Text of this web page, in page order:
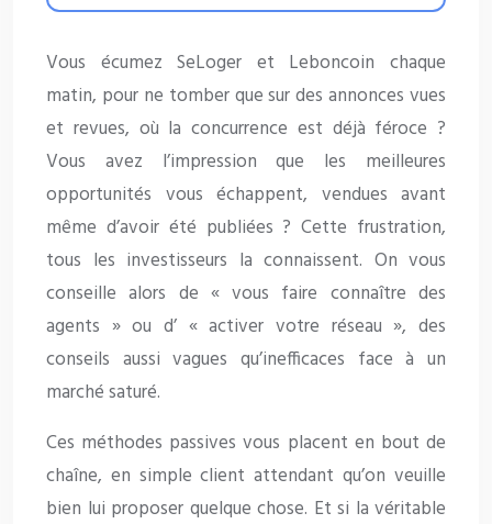
Vous écumez SeLoger et Leboncoin chaque
matin, pour ne tomber que sur des annonces vues
et revues, où la concurrence est déjà féroce ?
Vous avez l’impression que les meilleures
opportunités vous échappent, vendues avant
même d’avoir été publiées ? Cette frustration,
tous les investisseurs la connaissent. On vous
conseille alors de « vous faire connaître des
agents » ou d’ « activer votre réseau », des
conseils aussi vagues qu’inefficaces face à un
marché saturé.
Ces méthodes passives vous placent en bout de
chaîne, en simple client attendant qu’on veuille
bien lui proposer quelque chose. Et si la véritable